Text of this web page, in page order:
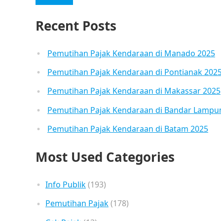
Recent Posts
Pemutihan Pajak Kendaraan di Manado 2025
Pemutihan Pajak Kendaraan di Pontianak
Pemutihan Pajak Kendaraan di Makassar 2025
Pemutihan Pajak Kendaraan di Bandar
Pemutihan Pajak Kendaraan di Batam 2025
Most Used Categories
Info Publik(193)
Pemutihan Pajak(178)